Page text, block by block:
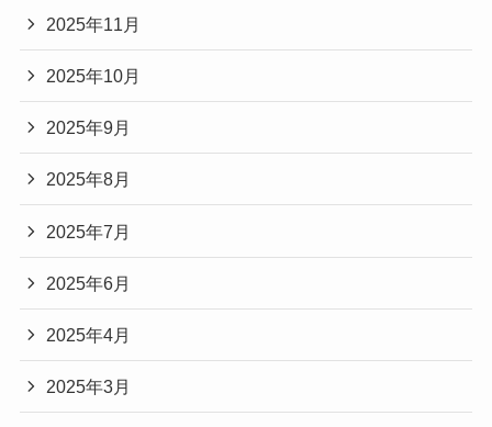
2025年11月
2025年10月
2025年9月
2025年8月
2025年7月
2025年6月
2025年4月
2025年3月